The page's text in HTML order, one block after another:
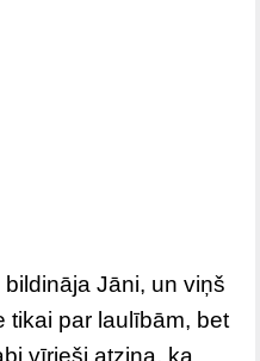
Jāni, un viņš
tikai par laulībām, bet
vīrieši atzina, ka